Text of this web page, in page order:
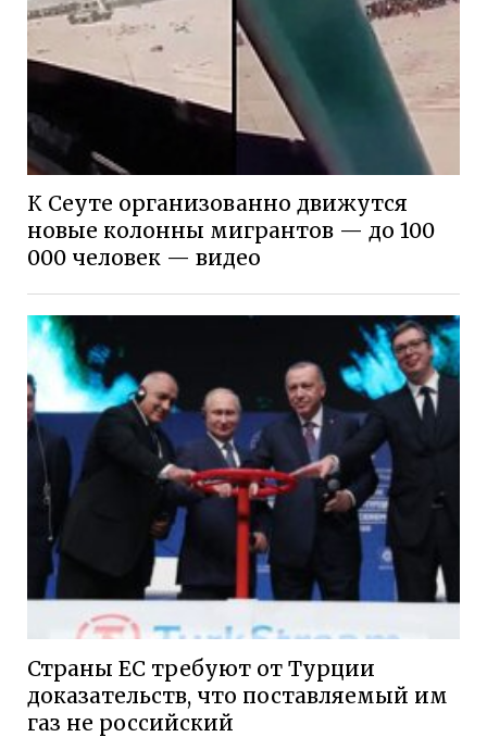
К Сеуте организованно движутся
новые колонны мигрантов — до 100
000 человек — видео
Страны ЕС требуют от Турции
доказательств, что поставляемый им
газ не российский